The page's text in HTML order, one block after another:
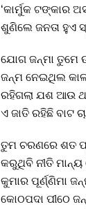
‘କାର୍ମୁକ ଟଙ୍କାର
ଶୁଣିଲେ ଜନତା ହୁଏ
ଯୋଗ ଜନ୍ମା ତୁମେ
ଜନ୍ମ ନେଇଥିଲ
ରହିଗଲା ଯଶ ଆଉ
ଏ ଜାତି ରହିଛି ବାଟ
ତୁମ ଚରଣରେ ଶତ
କରୁଥିବି ନୀତି ମାନ୍ୟ
କୁମାର ପୂର୍ଣ୍ଣିମା
କୋଠପଦା ପୀଠେ